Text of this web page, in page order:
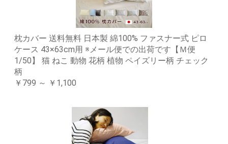
枕カバー 送料無料 日本製 綿100% ファスナー式 ピロ
ケース 43×63cm用 ※メール便での出荷です【Ｍ便
1/50】 猫 ねこ 動物 花柄 植物 ペイズリー柄 チェック
柄
￥799 ～ ￥1,100